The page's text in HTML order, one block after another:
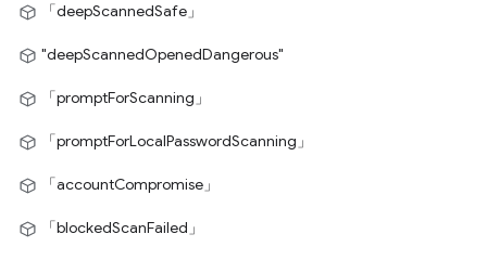
「deepScannedSafe」
"deepScannedOpenedDangerous"
「promptForScanning」
「promptForLocalPasswordScanning」
「accountCompromise」
「blockedScanFailed」